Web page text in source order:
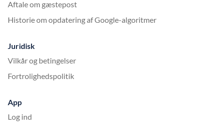
Aftale om gæstepost
Historie om opdatering af Google-algoritmer
Juridisk
Vilkår og betingelser
Fortrolighedspolitik
App
Log ind